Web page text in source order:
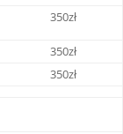
350zł
350zł
350zł